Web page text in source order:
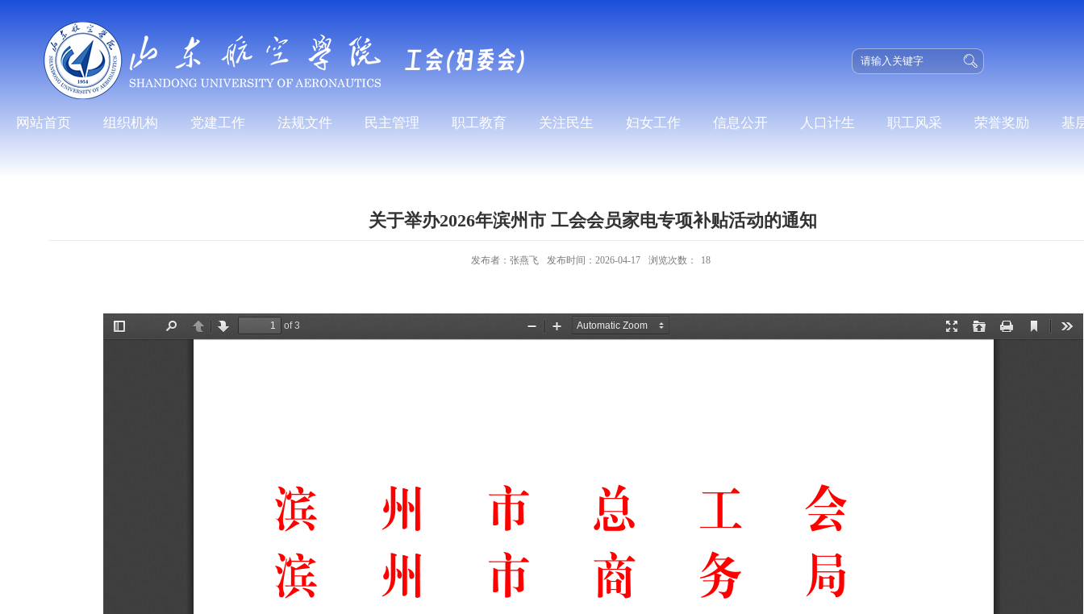
网站首页 组织机构 党建工作 法规文件 民主管理 职工教育 关注民生 妇女工作 信息公开 人口计生 职工风采 荣誉奖励 基
关于举办2026年滨州市 工会会员家电专项补贴活动的通知
发布者：张燕飞 发布时间：2026-04-17 浏览次数： 18